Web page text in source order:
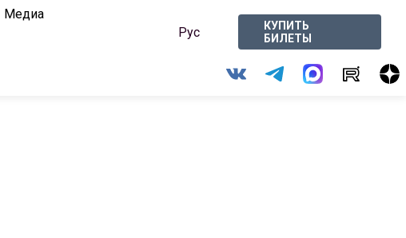
Медиа
Рус
КУПИТЬ
БИЛЕТЫ